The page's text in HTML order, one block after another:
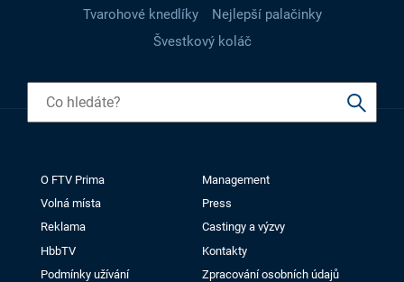
Tvarohové knedlíky
Nejlepší palačinky
Švestkový koláč
O FTV Prima
Management
Volná místa
Press
Reklama
Castingy a výzvy
HbbTV
Kontakty
Podmínky užívání
Zpracování osobních údajů